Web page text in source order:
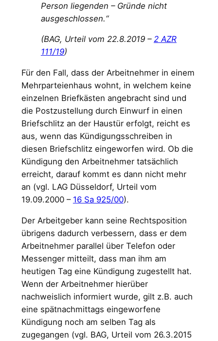
Person liegenden – Gründe nicht
ausgeschlossen.“
(BAG, Urteil vom 22.8.2019 – 2 AZR
111/19)
Für den Fall, dass der Arbeitnehmer in einem
Mehrparteienhaus wohnt, in welchem keine
einzelnen Briefkästen angebracht sind und
die Postzustellung durch Einwurf in einen
Briefschlitz an der Haustür erfolgt, reicht es
aus, wenn das Kündigungsschreiben in
diesen Briefschlitz eingeworfen wird. Ob die
Kündigung den Arbeitnehmer tatsächlich
erreicht, darauf kommt es dann nicht mehr
an (vgl. LAG Düsseldorf, Urteil vom
19.09.2000 – 16 Sa 925/00).
Der Arbeitgeber kann seine Rechtsposition
übrigens dadurch verbessern, dass er dem
Arbeitnehmer parallel über Telefon oder
Messenger mitteilt, dass man ihm am
heutigen Tag eine Kündigung zugestellt hat.
Wenn der Arbeitnehmer hierüber
nachweislich informiert wurde, gilt z.B. auch
eine spätnachmittags eingeworfene
Kündigung noch am selben Tag als
zugegangen (vgl. BAG, Urteil vom 26.3.2015